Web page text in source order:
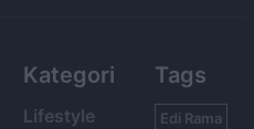
Kategori
Lifestyle
Tags
Edi Rama